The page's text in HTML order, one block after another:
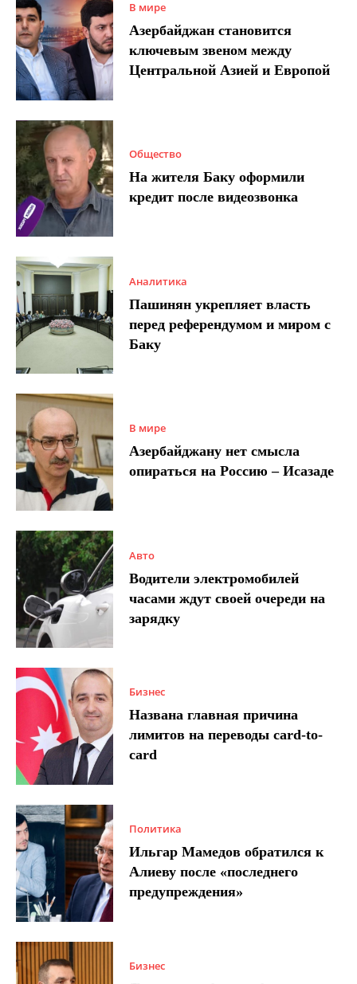
В мире
Азербайджан становится
ключевым звеном между
Центральной Азией и Европой
Общество
На жителя Баку оформили
кредит после видеозвонка
Аналитика
Пашинян укрепляет власть
перед референдумом и миром с
Баку
В мире
Азербайджану нет смысла
опираться на Россию – Исазаде
Авто
Водители электромобилей
часами ждут своей очереди на
зарядку
Бизнес
Названа главная причина
лимитов на переводы card-to-
card
Политика
Ильгар Мамедов обратился к
Алиеву после «последнего
предупреждения»
Бизнес